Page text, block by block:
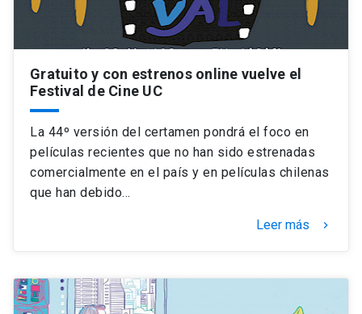
Gratuito y con estrenos online vuelve el
Festival de Cine UC
La 44º versión del certamen pondrá el foco en
películas recientes que no han sido estrenadas
comercialmente en el país y en películas chilenas
que han debido…
Leer más keyboard_arrow_right